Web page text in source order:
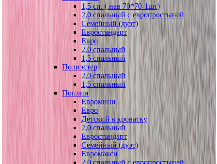
1,5 сп. (.нав 70*70-1шт)
2,0 спальный с европростыней
Семейный (дуэт)
Евростандарт
Евро
2,0 спальный
1,5 спальный
Полиэстер
2,0 спальный
1,5 спальный
Поплин
Евромини
Евро
Детский в кроватку
2,0 спальный
Евростандарт
Семейный (дуэт)
Евромакси